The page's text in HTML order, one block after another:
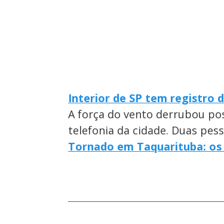
Interior de SP tem registro
A força do vento derrubou
telefonia da cidade. Duas
Tornado em Taquarituba: